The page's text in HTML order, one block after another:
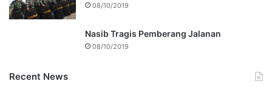
08/10/2019
Nasib Tragis Pemberang Jalanan
08/10/2019
Recent News